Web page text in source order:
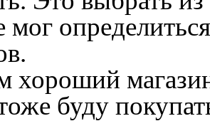
мог
хороший
буду